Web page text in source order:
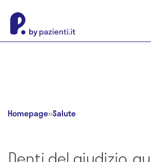
Homepage»Salute